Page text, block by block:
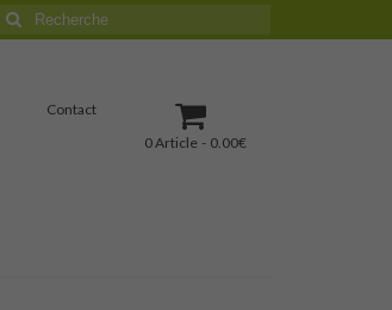
Rechercher
Contact
0 Article
0.00€